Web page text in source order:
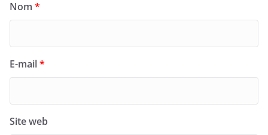
Nom *
E-mail*
Site web